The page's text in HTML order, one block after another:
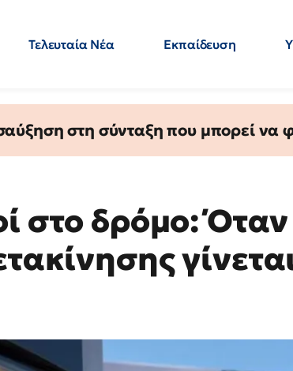
Τελευταία Νέα Εκπαίδευση
στη σύνταξη που μπορεί να
στο δρόμο: Όταν